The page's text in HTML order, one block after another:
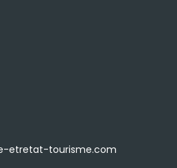
etretat-tourisme.com